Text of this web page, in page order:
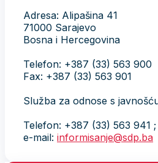
Adresa: Alipašina 41
71000 Sarajevo
Bosna i Hercegovina
Telefon: +387 (33) 563 900
Fax: +387 (33) 563 901
Služba za odnose s
Telefon: +387 (33) 563 941 ;
e-mail: informisanje@sdp.ba